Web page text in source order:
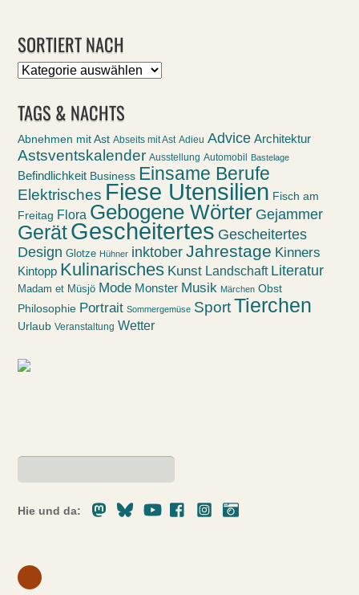
SORTIERT NACH
Sortiert
TAGS & NACHTS
Abnehmen mit Ast Abseits mit Ast Adieu Advice Architektur
Astsventskalender Ausstellung Automobil Bastelage
Befindlichkeit Business Einsame Berufe
Elektrisches Fiese Utensilien Fisch am
Freitag Flora Gebogene Wörter Gejammer
GerätGescheitertes Gescheitertes
Design Glotze Hühner inktober Jahrestage Kinners
Kintopp Kulinarisches Kunst Landschaft Literatur
Madam et Müsjö Mode Monster Musik Märchen Obst
Philosophie Portrait Sommergemüse Sport Tierchen
Urlaub Veranstaltung Wetter
Hie und da:
MastodonBlueskyYoutubeFacebookInstagram